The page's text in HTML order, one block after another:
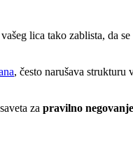
lica tako zablista, da
, često narušava strukturu
za pravilno